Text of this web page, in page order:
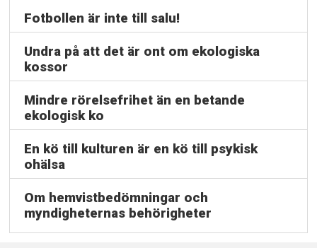
Fotbollen är inte till salu!
Undra på att det är ont om ekologiska
kossor
Mindre rörelsefrihet än en betande
ekologisk ko
En kö till kulturen är en kö till psykisk
ohälsa
Om hemvistbedömningar och
myndigheternas behörigheter